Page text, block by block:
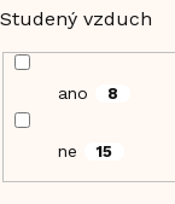
Studený vzduch
ano 8
ne 15